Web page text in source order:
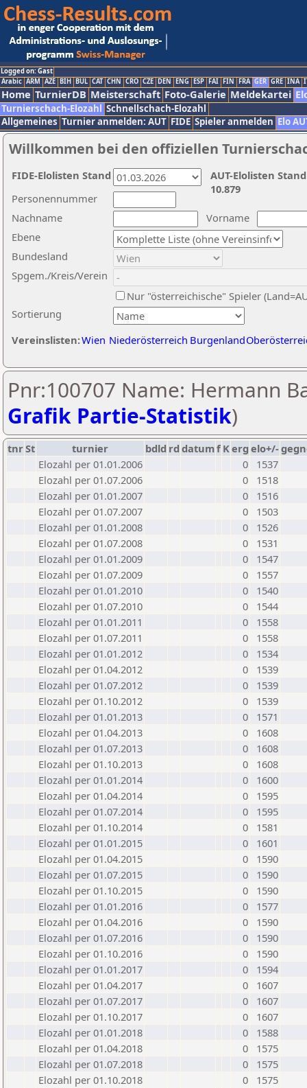
Logged on: Gast
Arabic ARM AZE BIH BUL CAT CHN CRO CZE DEN ENG ESP FAI FIN FRA GER GRE INA
Home TurnierDB Meisterschaft Foto-Galerie Meldekartei
Turnierschach-Elozahl Schnellschach-Elozahl
Allgemeines Turnier anmelden: AUT FIDE Spieler anmelden Elo
Willkommen bei den offiziellen
Nachname
Vorname
Ebene
Sortierung
Personennummer
Bundesland
Spgem./Kreis/Verein
Nur "österreichische" Spieler
Vereinslisten:Wien Niederösterreich Burgenland
AUT-Elolisten
10.879
FIDE-Elolisten Stand
Pnr:100707 Name: Hermann
Grafik Partie-Statistik)
tnrSt turnier bdld rd datumf Kerg elo+/-
Elozahl per 01.01.2006
0
1537
Elozahl per 01.07.2006
0
1518
Elozahl per 01.01.2007
0
1516
Elozahl per 01.07.2007
0
1503
Elozahl per 01.01.2008
0
1526
Elozahl per 01.07.2008
0
1531
Elozahl per 01.01.2009
0
1547
Elozahl per 01.07.2009
0
1557
Elozahl per 01.01.2010
0
1540
Elozahl per 01.07.2010
0
1544
Elozahl per 01.01.2011
0
1558
Elozahl per 01.07.2011
0
1558
Elozahl per 01.01.2012
0
1534
Elozahl per 01.04.2012
0
1539
Elozahl per 01.07.2012
0
1539
Elozahl per 01.10.2012
0
1539
Elozahl per 01.01.2013
0
1571
Elozahl per 01.04.2013
0
1608
Elozahl per 01.07.2013
0
1608
Elozahl per 01.10.2013
0
1608
Elozahl per 01.01.2014
0
1600
Elozahl per 01.04.2014
0
1595
Elozahl per 01.07.2014
0
1595
Elozahl per 01.10.2014
0
1581
Elozahl per 01.01.2015
0
1601
Elozahl per 01.04.2015
0
1590
Elozahl per 01.07.2015
0
1590
Elozahl per 01.10.2015
0
1590
Elozahl per 01.01.2016
0
1577
Elozahl per 01.04.2016
0
1590
Elozahl per 01.07.2016
0
1590
Elozahl per 01.10.2016
0
1590
Elozahl per 01.01.2017
0
1594
Elozahl per 01.04.2017
0
1607
Elozahl per 01.07.2017
0
1607
Elozahl per 01.10.2017
0
1607
Elozahl per 01.01.2018
0
1588
Elozahl per 01.04.2018
0
1575
Elozahl per 01.07.2018
0
1575
Elozahl per 01.10.2018
0
1575